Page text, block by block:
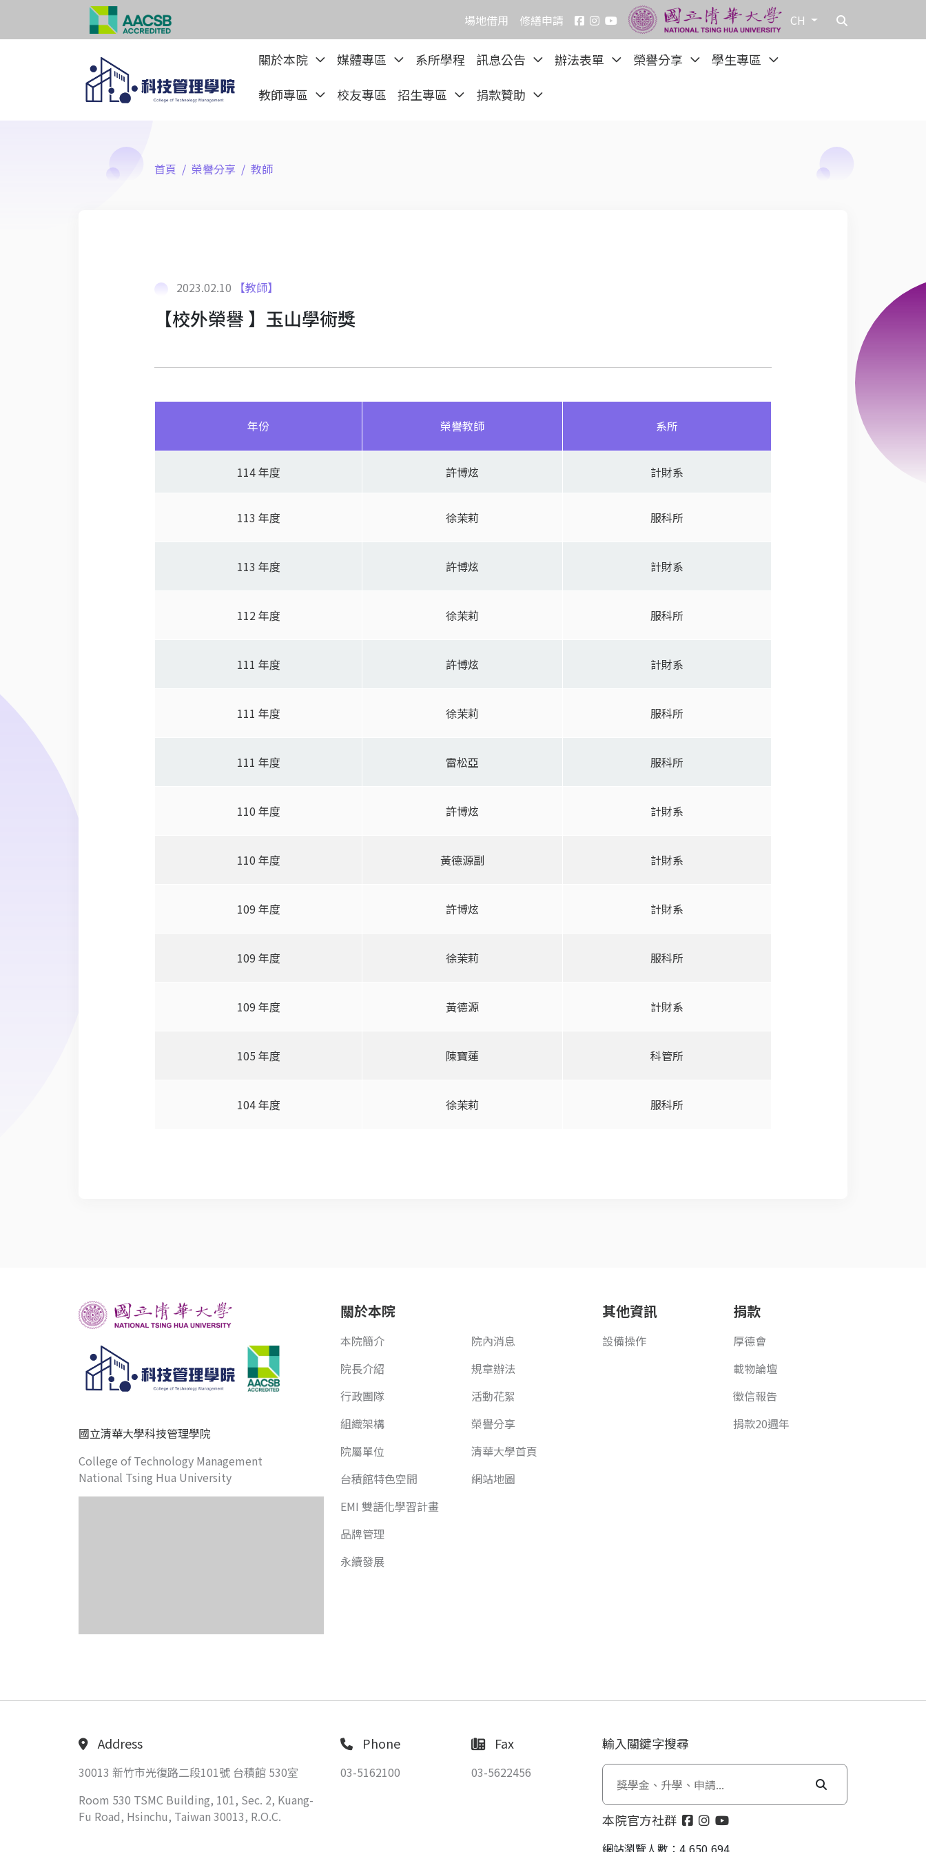
場地借用 修繕申請 CH
關於本院 媒體專區 系所學程 訊息公告 辦法表單 榮譽分享
學生專區
教師專區
校友專區 招生專區 捐款贊助
首頁 榮譽分享 教師
2023.02.10 【教師】
【校外榮譽 】玉山學術獎
年份 榮譽教師 系所
114 年度 許博炫 計財系
113 年度 徐茉莉 服科所
113 年度 許博炫 計財系
112 年度 徐茉莉 服科所
111 年度 許博炫 計財系
111 年度 徐茉莉 服科所
111 年度 雷松亞 服科所
110 年度 許博炫 計財系
110 年度 黃德源副 計財系
109 年度 許博炫 計財系
109 年度 徐茉莉 服科所
109 年度 黃德源 計財系
105 年度 陳寶蓮 科管所
104 年度 徐茉莉 服科所
國立清華大學科技管理學院
College of Technology Management
National Tsing Hua University
關於本院
本院簡介
院長介紹
行政團隊
組織架構
院屬單位
台積館特色空間
EMI 雙語化學習計畫
品牌管理
永續發展
院內消息
規章辦法
活動花絮
榮譽分享
清華大學首頁
網站地圖
其他資訊
設備操作
捐款
厚德會
載物論壇
徵信報告
捐款20週年
Address
30013 新竹市光復路二段101號 台積館 530室
Room 530 TSMC Building, 101, Sec. 2, Kuang-
Fu Road, Hsinchu, Taiwan 30013, R.O.C.
Phone
03-5162100
Fax
03-5622456
輸入關鍵字搜尋
本院官方社群
網站瀏覽人數：4,650,694